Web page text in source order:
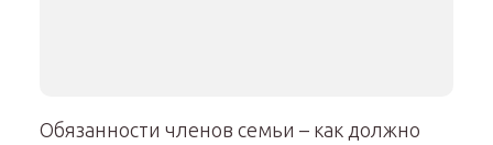
Обязанности членов семьи – как должно